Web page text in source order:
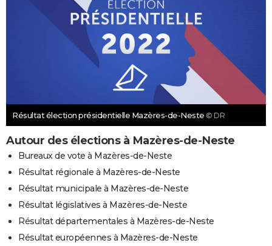
Résultat élection présidentielle Mazères-de-Neste © DR
Autour des élections à Mazères-de-Neste
Bureaux de vote à Mazères-de-Neste
Résultat régionale à Mazères-de-Neste
Résultat municipale à Mazères-de-Neste
Résultat législatives à Mazères-de-Neste
Résultat départementales à Mazères-de-Neste
Résultat européennes à Mazères-de-Neste